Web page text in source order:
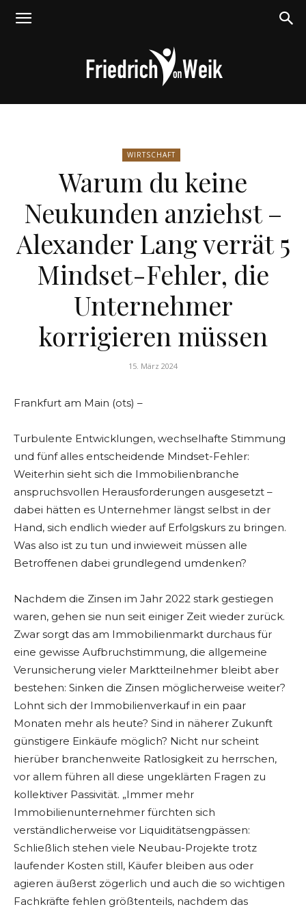
von
Weik
WIRTSCHAFT
Warum du keine
Neukunden anziehst –
Alexander Lang verrät 5
Mindset-Fehler, die
Unternehmer
korrigieren müssen
15. März 2024
Frankfurt am Main (ots) –
Turbulente Entwicklungen, wechselhafte Stimmung
und fünf alles entscheidende Mindset-Fehler:
Weiterhin sieht sich die Immobilienbranche
anspruchsvollen Herausforderungen ausgesetzt –
dabei hätten es Unternehmer längst selbst in der
Hand, sich endlich wieder auf Erfolgskurs zu bringen.
Was also ist zu tun und inwieweit müssen alle
Betroffenen dabei grundlegend umdenken?
Nachdem die Zinsen im Jahr 2022 stark gestiegen
waren, gehen sie nun seit einiger Zeit wieder zurück.
Zwar sorgt das am Immobilienmarkt durchaus für
eine gewisse Aufbruchstimmung, die allgemeine
Verunsicherung vieler Marktteilnehmer bleibt aber
bestehen: Sinken die Zinsen möglicherweise weiter?
Lohnt sich der Immobilienverkauf in ein paar
Monaten mehr als heute? Sind in näherer Zukunft
günstigere Einkäufe möglich? Nicht nur scheint
hierüber branchenweite Ratlosigkeit zu herrschen,
vor allem führen all diese ungeklärten Fragen zu
kollektiver Passivität. „Immer mehr
Immobilienunternehmer fürchten sich
verständlicherweise vor Liquiditätsengpässen:
Schließlich stehen viele Neubau-Projekte trotz
laufender Kosten still, Käufer bleiben aus oder
agieren äußerst zögerlich und auch die so wichtigen
Fachkräfte fehlen größtenteils, nachdem das